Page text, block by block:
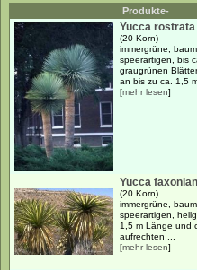
Produkte-
Yucca rostrata
(20 Korn)
immergrüne,
speerartigen, bis
graugrünen
an bis zu ca. 1,5
[mehr lesen]
Yucca
(20 Korn)
immergrüne,
speerartigen,
1,5 m Länge und
aufrechten ...
[mehr lesen]